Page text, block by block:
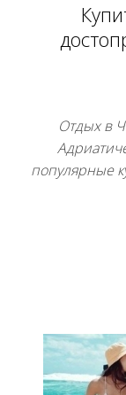
Отдых в
популярные